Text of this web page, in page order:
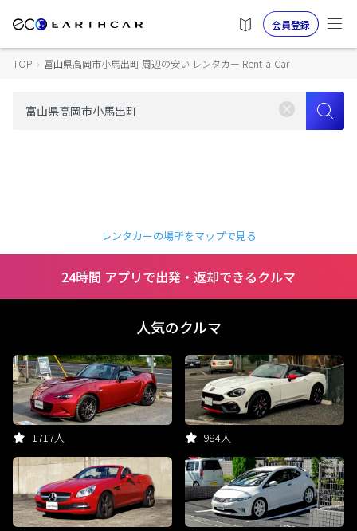
会員登録
TOP › 富山県高岡市小馬出町 周辺の安い レンタカー Rent-a-Car
レンタカーの場所をマップで見る
24時間 アプリで出発・返却できるクルマ
人気のクルマ
1717人 984人